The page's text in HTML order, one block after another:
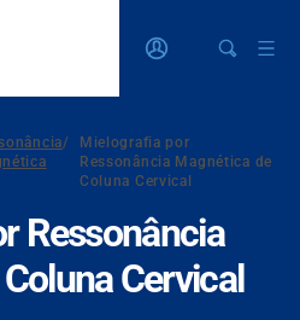
/
Mielografia por
Ressonância Magnética de
Coluna Cervical
Ressonância
Cervical